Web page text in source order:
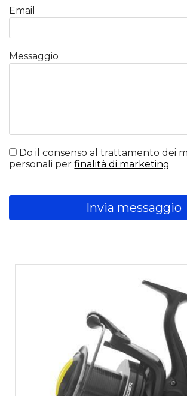
Email
Messaggio
Do il consenso al trattamento dei
personali perfinalità di marketing
Invia messaggio